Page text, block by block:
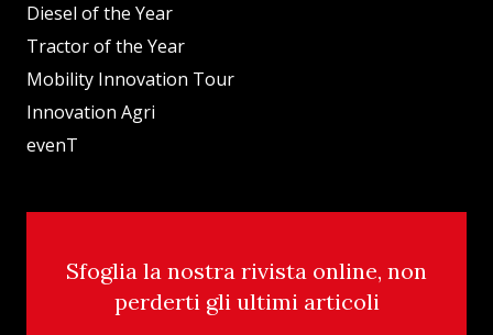
Diesel of the Year
Tractor of the Year
Mobility Innovation Tour
Innovation Agri
evenT
Sfoglia la nostra rivista online, non
perderti gli ultimi articoli